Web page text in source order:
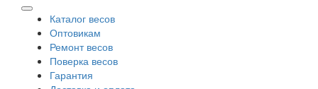
Каталог весов
Оптовикам
Ремонт весов
Поверка весов
Гарантия